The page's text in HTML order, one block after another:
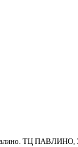
ТЦ ПАВЛИНО,